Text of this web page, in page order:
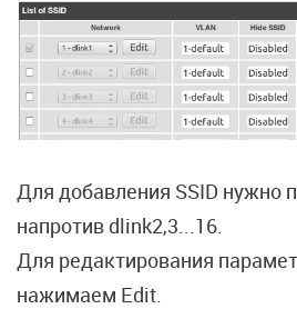
Для добавления SSID нужно
напротив dlink2,3...16.
Для редактирования
нажимаем Edit.